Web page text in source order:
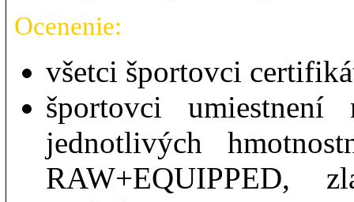
Ocenenie:
všetci športovci
športovci
jednotlivých
RAW+EQUIPPED,